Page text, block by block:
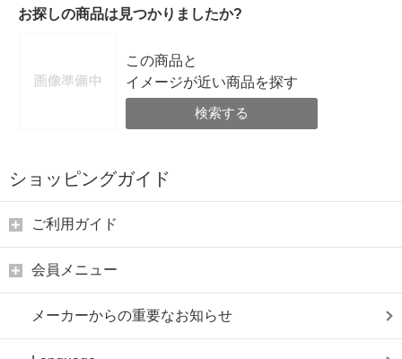
お探しの商品は見つかりましたか?
この商品と
イメージが近い商品を探す
検索する
ショッピングガイド
ご利用ガイド
会員メニュー
メーカーからの重要なお知らせ